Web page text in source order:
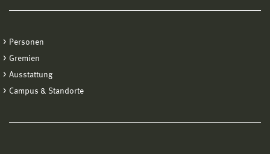
Personen
Gremien
Ausstattung
Campus & Standorte